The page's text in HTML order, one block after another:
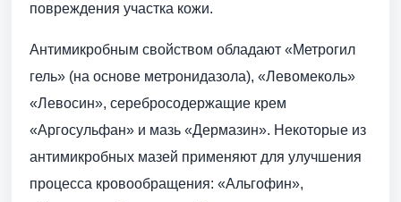
повреждения участка кожи.
Антимикробным свойством обладают «Метрогил
гель» (на основе метронидазола), «Левомеколь»
«Левосин», серебросодержащие крем
«Аргосульфан» и мазь «Дермазин». Некоторые из
антимикробных мазей применяют для улучшения
процесса кровообращения: «Альгофин»,